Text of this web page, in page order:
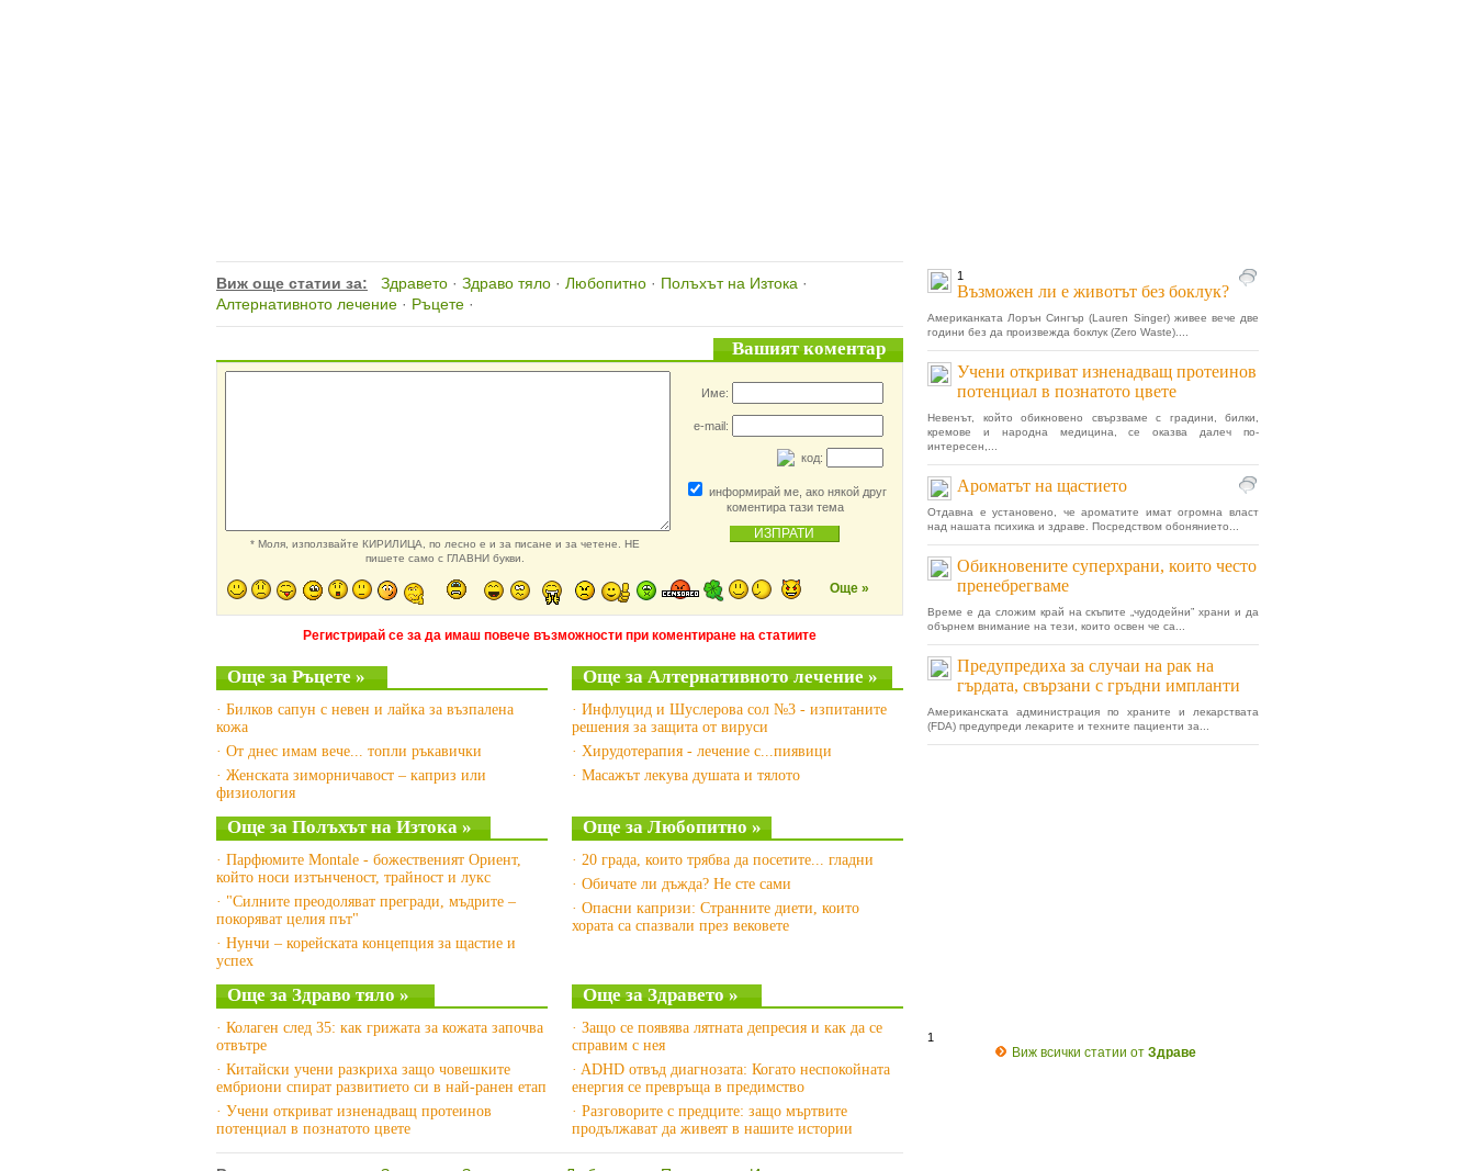
Виж още статии за: Здравето · Здраво тяло · Любопитно · Полъхът на Изтока ·
Алтернативното лечение · Ръцете ·
Вашият коментар
* Моля, използвайте КИРИЛИЦА, по лесно е и за писане и за четене. НЕ
пишете само с ГЛАВНИ букви.
Име:
e-mail:
код:
информирай ме, ако някой друг
коментира тази тема
Още »
Регистрирай се за да имаш повече възможности при коментиране на статиите
Още за Ръцете »
· Билков сапун с невен и лайка за възпалена
кожа
· От днес имам вече... топли ръкавички
· Женската зиморничавост – каприз или
физиология
Още за Алтернативното лечение »
· Инфлуцид и Шуслерова сол №3 - изпитаните
решения за защита от вируси
· Хирудотерапия - лечение с...пиявици
· Масажът лекува душата и тялото
Още за Полъхът на Изтока »
· Парфюмите Montale - божественият Ориент,
който носи изтънченост, трайност и лукс
· "Силните преодоляват прегради, мъдрите –
покоряват целия път"
· Нунчи – корейската концепция за щастие и
успех
Още за Любопитно »
· 20 града, които трябва да посетите... гладни
· Обичате ли дъжда? Не сте сами
· Опасни капризи: Странните диети, които
хората са спазвали през вековете
Още за Здраво тяло »
· Колаген след 35: как грижата за кожата започва
отвътре
· Китайски учени разкриха защо човешките
ембриони спират развитието си в най-ранен етап
· Учени откриват изненадващ протеинов
потенциал в познатото цвете
Още за Здравето »
· Защо се появява лятната депресия и как да се
справим с нея
· ADHD отвъд диагнозата: Когато неспокойната
енергия се превръща в предимство
· Разговорите с предците: защо мъртвите
продължават да живеят в нашите истории
1
Възможен ли е животът без боклук?
Американката Лорън Сингър (Lauren Singer) живее вече две
години без да произвежда боклук (Zero Waste)....
Учени откриват изненадващ протеинов
потенциал в познатото цвете
Невенът, който обикновено свързваме с градини, билки,
кремове и народна медицина, се оказва далеч по-
интересен,...
Ароматът на щастието
Отдавна е установено, че ароматите имат огромна власт
над нашата психика и здраве. Посредством обонянието...
Обикновените суперхрани, които често
пренебрегваме
Време е да сложим край на скъпите „чудодейни” храни и да
обърнем внимание на тези, които освен че са...
Предупредиха за случаи на рак на
гърдата, свързани с гръдни импланти
Американската администрация по храните и лекарствата
(FDA) предупреди лекарите и техните пациенти за...
1
Виж всички статии от Здраве